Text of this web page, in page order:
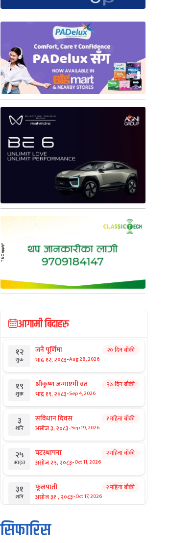
आगामी बिदाहरु
१२
शुक्र
जनै पूर्णिमा
भाद्र १२, २०८३-Aug 28, 2026
२० दिन बाँकी
१९
शुक्र
श्रीकृष्ण जन्माष्टमी व्रत
भाद्र १९, २०८३-Sep 4, 2026
२७ दिन बाँकी
३
शनि
संविधान दिवस
असोज ३, २०८३-Sep 19, 2026
१ महिना बाँकी
२५
आइत
घटस्थापना
असोज २५, २०८३-Oct 11, 2026
२ महिना बाँकी
३१
शनि
फूलपाती
असोज ३१ , २०८३-Oct 17, 2026
२ महिना बाँकी
१
आइत
कार्तिक सङ्क्रान्ति
कार्तिक १, २०८३
सिफारिस